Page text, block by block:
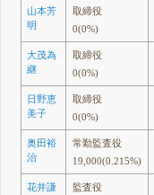
山本芳
明
取締役
0(0%)
大茂為
継
取締役
0(0%)
日野恵
美子
取締役
0(0%)
奥田裕
治
常勤監査役
19,000(0.215%)
花井謙
監査役